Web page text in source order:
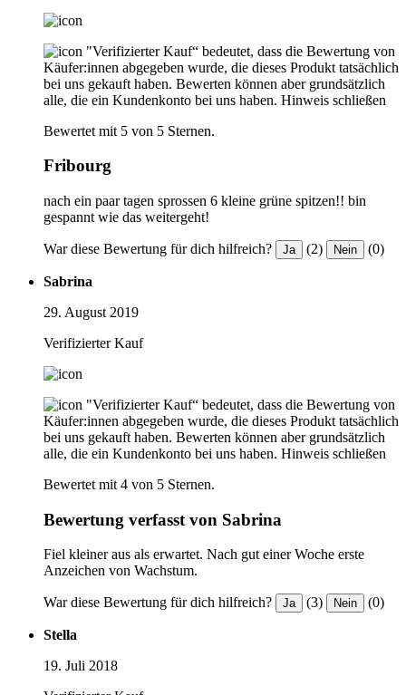
"Verifizierter Kauf“ bedeutet, dass die Bewertung von
Käufer:innen abgegeben wurde, die dieses Produkt tatsächlich
bei uns gekauft haben. Bewerten können aber grundsätzlich
alle, die ein Kundenkonto bei uns haben. Hinweis schließen
Bewertet mit 5 von 5 Sternen.
Fribourg
nach ein paar tagen sprossen 6 kleine grüne spitzen!! bin
gespannt wie das weitergeht!
War diese Bewertung für dich hilfreich? Ja (2) Nein (0)
Sabrina
29. August 2019
Verifizierter Kauf
"Verifizierter Kauf“ bedeutet, dass die Bewertung von
Käufer:innen abgegeben wurde, die dieses Produkt tatsächlich
bei uns gekauft haben. Bewerten können aber grundsätzlich
alle, die ein Kundenkonto bei uns haben. Hinweis schließen
Bewertet mit 4 von 5 Sternen.
Bewertung verfasst von Sabrina
Fiel kleiner aus als erwartet. Nach gut einer Woche erste
Anzeichen von Wachstum.
War diese Bewertung für dich hilfreich? Ja (3) Nein (0)
Stella
19. Juli 2018